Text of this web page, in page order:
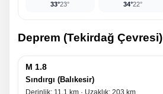
33°23° 34°22°
Deprem (Tekirdağ Çevresi)
M 1.8
Sındırgı (Balıkesir)
Derinlik: 11.1 km · Uzaklık: 203 km